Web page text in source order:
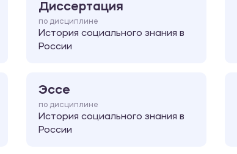
Диссертация
по дисциплине
История социального знания в
России
Эссе
по дисциплине
История социального знания в
России